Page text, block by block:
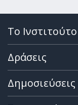
Το Ινστιτούτο
Δράσεις
Δημοσιεύσεις